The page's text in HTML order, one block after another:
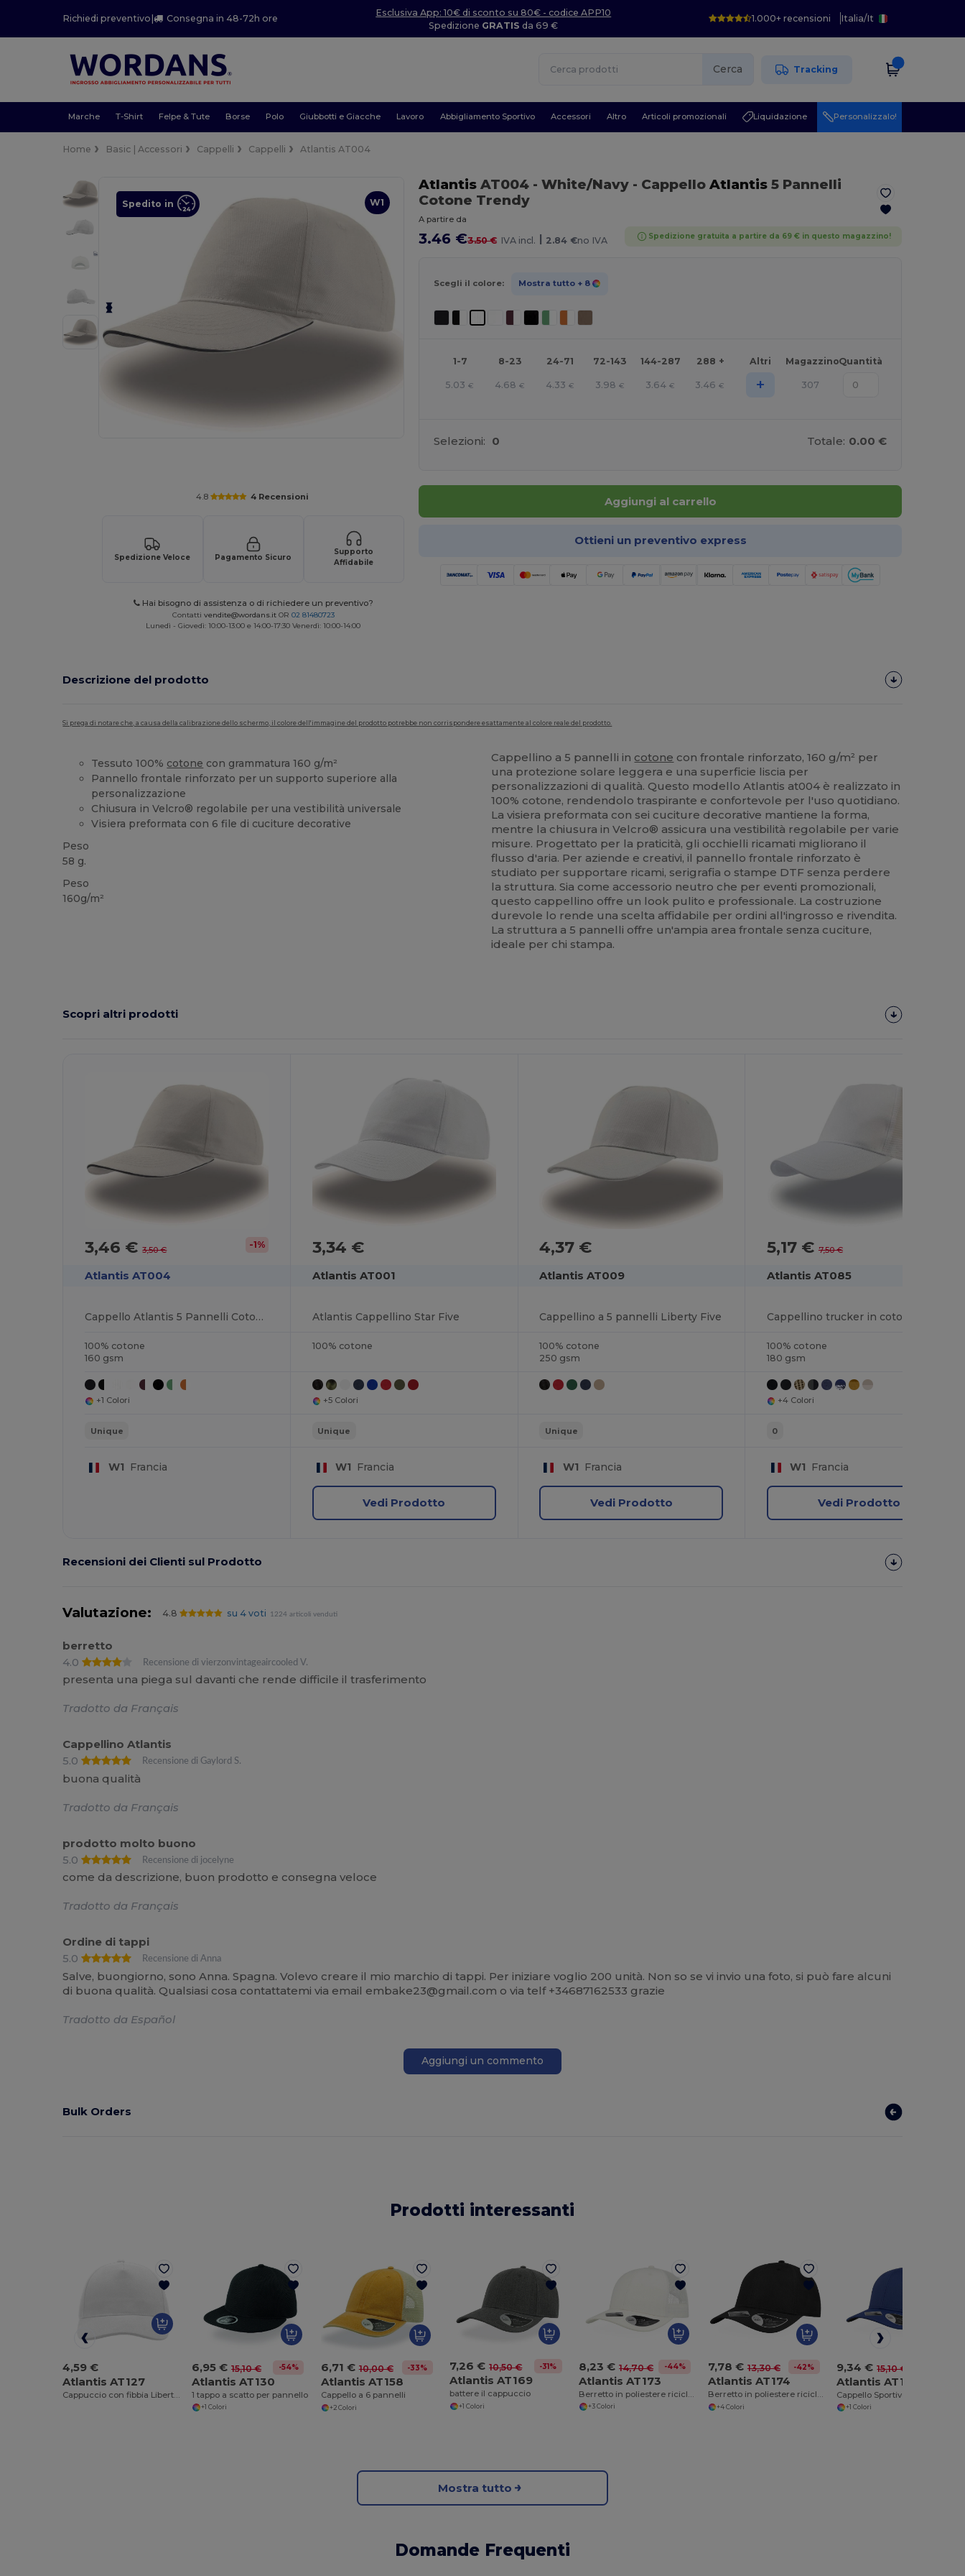
Richiedi preventivo | Consegna in 48-72h ore
Esclusiva App: 10€ di sconto su 80€ - codice APP10
Spedizione GRATIS da 69 €
1.000+ recensioni Italia/It
Cerca Tracking
Marche T-Shirt Felpe & Tute Borse Polo Giubbotti e Giacche Lavoro Abbigliamento Sportivo Accessori Altro Articoli promozionali Liquidazione Personalizzalo!
Home Basic | Accessori Cappelli Cappelli Atlantis AT004
W1
Spedito in
4.8 4 Recensioni
Spedizione Veloce Pagamento Sicuro
Supporto
Affidabile
Hai bisogno di assistenza o di richiedere un preventivo?
Contatti vendite@wordans.it OR 02 81480723
Lunedì - Giovedì: 10:00-13:00 e 14:00-17:30 Venerdì: 10:00-14:00
AtlantisAT004 - White/Navy- Cappello Atlantis5 Pannelli
Cotone Trendy
A partire da
3.46 €3.50 € IVA incl. | 2.84 €no IVA Spedizione gratuita a partire da 69 € in questo magazzino!
Scegli il colore: Mostra tutto + 8
1-7 8-23 24-71 72-143 144-287 288 + Altri MagazzinoQuantità
5.03 € 4.68 € 4.33 € 3.98 € 3.64 € 3.46 € + 307
Selezioni: 0 Totale: 0.00 €
Aggiungi al carrello
Ottieni un preventivo express
Descrizione del prodotto
Si prega di notare che, a causa della calibrazione dello schermo, il colore dell'immagine del prodotto potrebbe non corrispondere esattamente al colore reale del prodotto.
Tessuto 100% cotone con grammatura 160 g/m²
Pannello frontale rinforzato per un supporto superiore alla
personalizzazione
Chiusura in Velcro® regolabile per una vestibilità universale
Visiera preformata con 6 file di cuciture decorative
Peso
58 g.
Peso
160g/m²
Cappellino a 5 pannelli in cotone con frontale rinforzato, 160 g/m² per
una protezione solare leggera e una superficie liscia per
personalizzazioni di qualità. Questo modello Atlantis at004 è realizzato in
100% cotone, rendendolo traspirante e confortevole per l'uso quotidiano.
La visiera preformata con sei cuciture decorative mantiene la forma,
mentre la chiusura in Velcro® assicura una vestibilità regolabile per varie
misure. Progettato per la praticità, gli occhielli ricamati migliorano il
flusso d'aria. Per aziende e creativi, il pannello frontale rinforzato è
studiato per supportare ricami, serigrafia o stampe DTF senza perdere
la struttura. Sia come accessorio neutro che per eventi promozionali,
questo cappellino offre un look pulito e professionale. La costruzione
durevole lo rende una scelta affidabile per ordini all'ingrosso e rivendita.
La struttura a 5 pannelli offre un'ampia area frontale senza cuciture,
ideale per chi stampa.
Scopri altri prodotti
3,46 €3,50 € -1%
Atlantis AT004
Cappello Atlantis 5 Pannelli Cotone Trendy
100% cotone
160 gsm
+1 Colori
Unique
W1 Francia
3,34 €
Atlantis AT001
Atlantis Cappellino Star Five
100% cotone
+5 Colori
Unique
W1 Francia
Vedi Prodotto
4,37 €
Atlantis AT009
Cappellino a 5 pannelli Liberty Five
100% cotone
250 gsm
Unique
W1 Francia
Vedi Prodotto
5,17 € 7,50 €
Atlantis AT085
100% cotone
180 gsm
+4 Colori
0
W1 Francia
Vedi Prodotto
Recensioni dei Clienti sul Prodotto
Valutazione: 4.8 su 4 voti 1224 articoli venduti
berretto
4.0
Recensione di vierzonvintageaircooled V.
presenta una piega sul davanti che rende difficile il trasferimento
Tradotto da Français
Cappellino Atlantis
5.0
Recensione di Gaylord S.
buona qualità
Tradotto da Français
prodotto molto buono
5.0
Recensione di jocelyne
come da descrizione, buon prodotto e consegna veloce
Tradotto da Français
Ordine di tappi
5.0
Recensione di Anna
Salve, buongiorno, sono Anna. Spagna. Volevo creare il mio marchio di tappi. Per iniziare voglio 200 unità. Non so se vi invio una foto, si può fare alcuni
di buona qualità. Qualsiasi cosa contattatemi via email embake23@gmail.com o via telf +34687162533 grazie
Tradotto da Español
Aggiungi un commento
Bulk Orders
Prodotti interessanti
4,59 €
Atlantis AT127
Cappuccio con fibbia Liberty cinque
6,95 € 15,10 € -54%
Atlantis AT130
1 tappo a scatto per pannello
+1 Colori
6,71 € 10,00 € -33%
Atlantis AT158
Cappello a 6 pannelli
+2 Colori
7,26 € 10,50 € -31%
Atlantis AT169
battere il cappuccio
+1 Colori
8,23 € 14,70 € -44%
Atlantis AT173
+3 Colori
7,78 € 13,30 € -42%
Atlantis AT174
Berretto in poliestere riciclato
+4 Colori
9,34 € 15,10 €
Atlantis AT177
+1 Colori
Mostra tutto
Domande Frequenti